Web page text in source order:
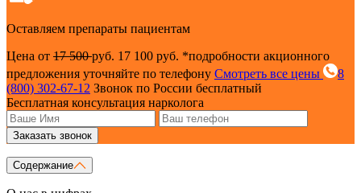
Оставляем препараты пациентам
Цена от 17 500руб. 17 100 руб. *подробности акционного
предложения уточняйте по телефону Смотреть все цены
8
(800) 302-67-12 Звонок по России бесплатный
Бесплатная консультация нарколога
Заказать звонок
Содержание